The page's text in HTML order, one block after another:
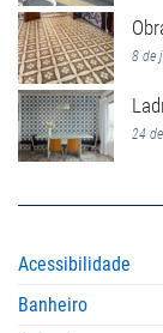
8 de
24
Acessibilidade
Banheiro